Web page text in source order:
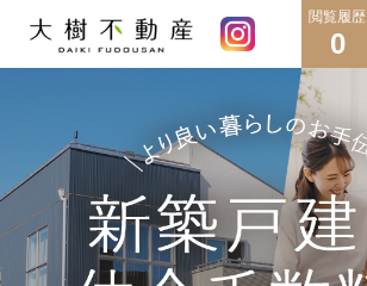
閲覧履歴
0